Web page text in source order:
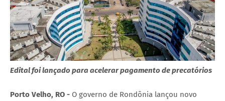
Edital foi lançado para acelerar pagamento de precatórios
Porto Velho, RO - O governo de Rondônia lançou novo